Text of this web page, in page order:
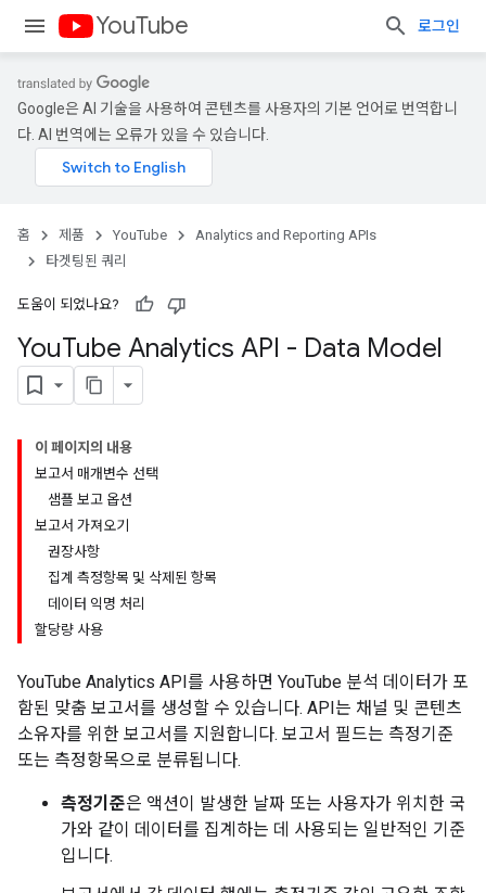
YouTube 로그인
Google은 AI 기술을 사용하여 콘텐츠를 사용자의 기본 언어로 번역합니
다. AI 번역에는 오류가 있을 수 있습니다.
홈 제품 YouTube
Analytics and Reporting APIs
타겟팅된 쿼리
도움이 되었나요?
YouTube Analytics API - Data Model
이 페이지의 내용
보고서 매개변수 선택
샘플 보고 옵션
보고서 가져오기
권장사항
집계 측정항목 및 삭제된 항목
데이터 익명 처리
할당량 사용
YouTube Analytics API를 사용하면 YouTube 분석 데이터가 포
함된 맞춤 보고서를 생성할 수 있습니다. API는 채널 및 콘텐츠
소유자를 위한 보고서를 지원합니다. 보고서 필드는 측정기준
또는 측정항목으로 분류됩니다.
측정기준은 액션이 발생한 날짜 또는 사용자가 위치한 국
가와 같이 데이터를 집계하는 데 사용되는 일반적인 기준
입니다.